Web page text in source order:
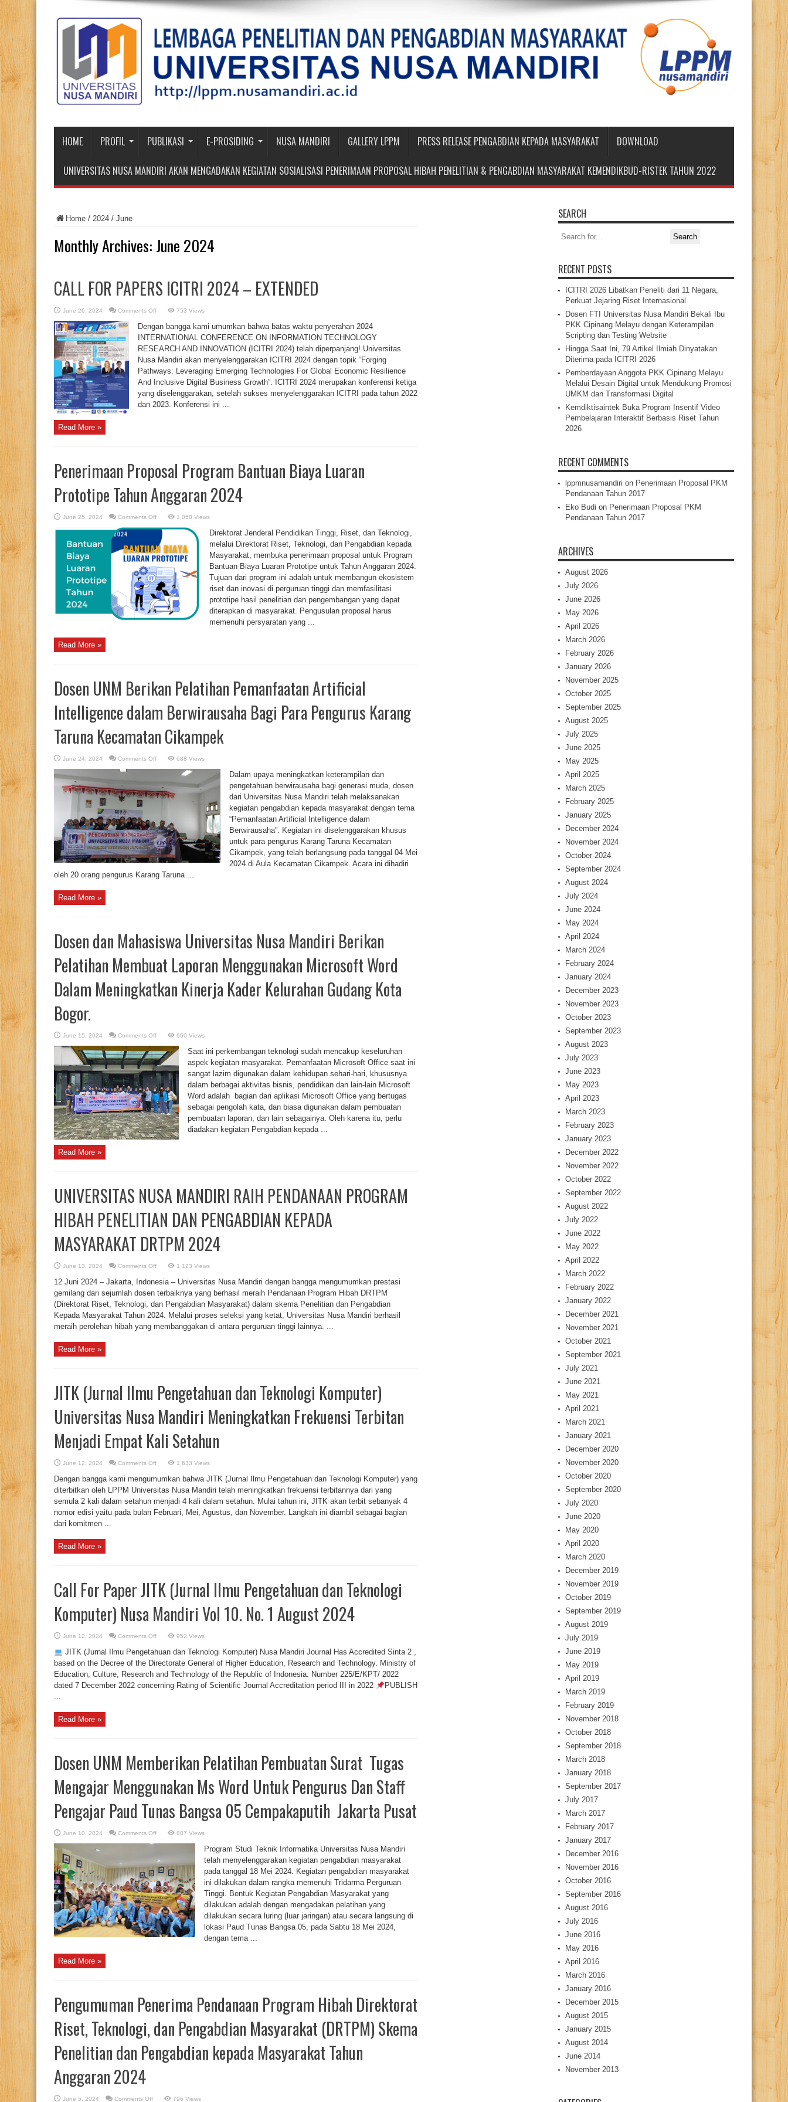
HOME PROFIL PUBLIKASI E-PROSIDING NUSA MANDIRI GALLERY LPPM PRESS RELEASE PENGABDIAN KEPADA MASYARAKAT DOWNLOAD
UNIVERSITAS NUSA MANDIRI AKAN MENGADAKAN KEGIATAN SOSIALISASI PENERIMAAN PROPOSAL HIBAH PENELITIAN & PENGABDIAN MASYARAKAT KEMENDIKBUD-RISTEK TAHUN 2022
Home / 2024 / June
Monthly Archives: June 2024
CALL FOR PAPERS ICITRI 2024 – EXTENDED
June 26, 2024 Comments Offon
FOR
PAPERS
ICITRI
2024
–
EXTENDED
753 Views
Dengan bangga kami umumkan bahwa batas waktu penyerahan 2024
INTERNATIONAL CONFERENCE ON INFORMATION TECHNOLOGY
RESEARCH AND INNOVATION (ICITRI 2024) telah diperpanjang! Universitas
Nusa Mandiri akan menyelenggarakan ICITRI 2024 dengan topik “Forging
Pathways: Leveraging Emerging Technologies For Global Economic Resilience
And Inclusive Digital Business Growth”. ICITRI 2024 merupakan konferensi ketiga
yang diselenggarakan, setelah sukses menyelenggarakan ICITRI pada tahun 2022
dan 2023. Konferensi ini ...
Read More »
Penerimaan Proposal Program Bantuan Biaya Luaran
Prototipe Tahun Anggaran 2024
June 25, 2024 Comments Offon
Proposal
Program
Bantuan
Biaya
Luaran
Prototipe
Tahun
Anggaran
2024
1,058 Views
Direktorat Jenderal Pendidikan Tinggi, Riset, dan Teknologi,
melalui Direktorat Riset, Teknologi, dan Pengabdian kepada
Masyarakat, membuka penerimaan proposal untuk Program
Bantuan Biaya Luaran Prototipe untuk Tahun Anggaran 2024.
Tujuan dari program ini adalah untuk membangun ekosistem
riset dan inovasi di perguruan tinggi dan memfasilitasi
prototipe hasil penelitian dan pengembangan yang dapat
diterapkan di masyarakat. Pengusulan proposal harus
memenuhi persyaratan yang ...
Read More »
Dosen UNM Berikan Pelatihan Pemanfaatan Artificial
Intelligence dalam Berwirausaha Bagi Para Pengurus Karang
Taruna Kecamatan Cikampek
June 24, 2024 Comments Offon
UNM
Pemanfaatan
Artificial
Bagi
Para
Pengurus
Karang
Taruna
Kecamatan
Cikampek
688 Views
Dalam upaya meningkatkan keterampilan dan
pengetahuan berwirausaha bagi generasi muda, dosen
dari Universitas Nusa Mandiri telah melaksanakan
kegiatan pengabdian kepada masyarakat dengan tema
“Pemanfaatan Artificial Intelligence dalam
Berwirausaha”. Kegiatan ini diselenggarakan khusus
untuk para pengurus Karang Taruna Kecamatan
Cikampek, yang telah berlangsung pada tanggal 04 Mei
2024 di Aula Kecamatan Cikampek. Acara ini dihadiri
oleh 20 orang pengurus Karang Taruna ...
Read More »
Dosen dan Mahasiswa Universitas Nusa Mandiri Berikan
Pelatihan Membuat Laporan Menggunakan Microsoft Word
Dalam Meningkatkan Kinerja Kader Kelurahan Gudang Kota
Bogor.
June 15, 2024 Comments Offon
dan
Mahasiswa
Universitas
Nusa
Mandiri
Berikan
Pelatihan
Membuat
Laporan
Menggunakan
Microsoft
Word
Dalam
Meningkatkan
Kinerja
660 Views
Saat ini perkembangan teknologi sudah mencakup keseluruhan
aspek kegiatan masyarakat. Pemanfaatan Microsoft Office saat ini
sangat lazim digunakan dalam kehidupan sehari-hari, khususnya
dalam berbagai aktivitas bisnis, pendidikan dan lain-lain Microsoft
Word adalah bagian dari aplikasi Microsoft Office yang bertugas
sebagai pengolah kata, dan biasa digunakan dalam pembuatan
pembuatan laporan, dan lain sebagainya. Oleh karena itu, perlu
diadakan kegiatan Pengabdian kepada ...
Read More »
UNIVERSITAS NUSA MANDIRI RAIH PENDANAAN PROGRAM
HIBAH PENELITIAN DAN PENGABDIAN KEPADA
MASYARAKAT DRTPM 2024
June 13, 2024 Comments Offon
NUSA
MANDIRI
RAIH
PENDANAAN
PROGRAM
HIBAH
PENELITIAN
DAN
PENGABDIAN
1,123 Views
12 Juni 2024 – Jakarta, Indonesia – Universitas Nusa Mandiri dengan bangga mengumumkan prestasi
gemilang dari sejumlah dosen terbaiknya yang berhasil meraih Pendanaan Program Hibah DRTPM
(Direktorat Riset, Teknologi, dan Pengabdian Masyarakat) dalam skema Penelitian dan Pengabdian
Kepada Masyarakat Tahun 2024. Melalui proses seleksi yang ketat, Universitas Nusa Mandiri berhasil
meraih perolehan hibah yang membanggakan di antara perguruan tinggi lainnya. ...
Read More »
JITK (Jurnal Ilmu Pengetahuan dan Teknologi Komputer)
Universitas Nusa Mandiri Meningkatkan Frekuensi Terbitan
Menjadi Empat Kali Setahun
June 12, 2024 Comments Offon
(Jurnal
Ilmu
Pengetahuan
dan
Teknologi
Komputer)
Universitas
1,633 Views
Dengan bangga kami mengumumkan bahwa JITK (Jurnal Ilmu Pengetahuan dan Teknologi Komputer) yang
diterbitkan oleh LPPM Universitas Nusa Mandiri telah meningkatkan frekuensi terbitannya dari yang
semula 2 kali dalam setahun menjadi 4 kali dalam setahun. Mulai tahun ini, JITK akan terbit sebanyak 4
nomor edisi yaitu pada bulan Februari, Mei, Agustus, dan November. Langkah ini diambil sebagai bagian
dari komitmen ...
Read More »
Call For Paper JITK (Jurnal Ilmu Pengetahuan dan Teknologi
Komputer) Nusa Mandiri Vol 10. No. 1 August 2024
June 12, 2024 Comments Offon
Paper
JITK
(Jurnal
Ilmu
Pengetahuan
dan
952 Views
JITK (Jurnal Ilmu Pengetahuan dan Teknologi Komputer) Nusa Mandiri Journal Has Accredited Sinta 2 ,
based on the Decree of the Directorate General of Higher Education, Research and Technology. Ministry of
Education, Culture, Research and Technology of the Republic of Indonesia. Number 225/E/KPT/ 2022
dated 7 December 2022 concerning Rating of Scientific Journal Accreditation period III in 2022
PUBLISH
...
Read More »
Dosen UNM Memberikan Pelatihan Pembuatan Surat Tugas
Mengajar Menggunakan Ms Word Untuk Pengurus Dan Staff
Pengajar Paud Tunas Bangsa 05 Cempakaputih Jakarta Pusat
June 10, 2024 Comments Offon
UNM
Pembuatan
Surat
Tugas
Mengajar
Menggunakan
Ms
Word
Untuk
Pengurus
Dan
Staff
Pengajar
807 Views
Program Studi Teknik Informatika Universitas Nusa Mandiri
telah menyelenggarakan kegiatan pengabdian masyarakat
pada tanggal 18 Mei 2024. Kegiatan pengabdian masyarakat
ini dilakukan dalam rangka memenuhi Tridarma Perguruan
Tinggi. Bentuk Kegiatan Pengabdian Masyarakat yang
dilakukan adalah dengan mengadakan pelatihan yang
dilakukan secara luring (luar jaringan) atau secara langsung di
lokasi Paud Tunas Bangsa 05, pada Sabtu 18 Mei 2024,
dengan tema ...
Read More »
Pengumuman Penerima Pendanaan Program Hibah Direktorat
Riset, Teknologi, dan Pengabdian Masyarakat (DRTPM) Skema
Penelitian dan Pengabdian kepada Masyarakat Tahun
Anggaran 2024
June 5, 2024 Comments Offon
796 Views
SEARCH
Search
for:
RECENT POSTS
ICITRI 2026 Libatkan Peneliti dari 11 Negara,
Perkuat Jejaring Riset Internasional
Dosen FTI Universitas Nusa Mandiri Bekali Ibu
PKK Cipinang Melayu dengan Keterampilan
Scripting dan Testing Website
Hingga Saat Ini, 79 Artikel Ilmiah Dinyatakan
Diterima pada ICITRI 2026
Pemberdayaan Anggota PKK Cipinang Melayu
Melalui Desain Digital untuk Mendukung Promosi
UMKM dan Transformasi Digital
Kemdiktisaintek Buka Program Insentif Video
Pembelajaran Interaktif Berbasis Riset Tahun
2026
RECENT COMMENTS
lppmnusamandiri on Penerimaan Proposal PKM
Pendanaan Tahun 2017
Eko Budi on Penerimaan Proposal PKM
Pendanaan Tahun 2017
ARCHIVES
August 2026
July 2026
June 2026
May 2026
April 2026
March 2026
February 2026
January 2026
November 2025
October 2025
September 2025
August 2025
July 2025
June 2025
May 2025
April 2025
March 2025
February 2025
January 2025
December 2024
November 2024
October 2024
September 2024
August 2024
July 2024
June 2024
May 2024
April 2024
March 2024
February 2024
January 2024
December 2023
November 2023
October 2023
September 2023
August 2023
July 2023
June 2023
May 2023
April 2023
March 2023
February 2023
January 2023
December 2022
November 2022
October 2022
September 2022
August 2022
July 2022
June 2022
May 2022
April 2022
March 2022
February 2022
January 2022
December 2021
November 2021
October 2021
September 2021
July 2021
June 2021
May 2021
April 2021
March 2021
January 2021
December 2020
November 2020
October 2020
September 2020
July 2020
June 2020
May 2020
April 2020
March 2020
December 2019
November 2019
October 2019
September 2019
August 2019
July 2019
June 2019
May 2019
April 2019
March 2019
February 2019
November 2018
October 2018
September 2018
March 2018
January 2018
September 2017
July 2017
March 2017
February 2017
January 2017
December 2016
November 2016
October 2016
September 2016
August 2016
July 2016
June 2016
May 2016
April 2016
March 2016
January 2016
December 2015
August 2015
January 2015
August 2014
June 2014
November 2013